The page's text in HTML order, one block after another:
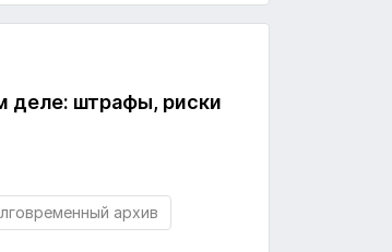
деле: штрафы, риски
архив